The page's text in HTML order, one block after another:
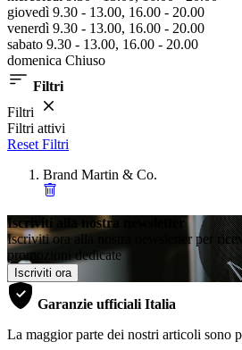
giovedì 9.30 - 13.00, 16.00 - 20.00
venerdì 9.30 - 13.00, 16.00 - 20.00
sabato 9.30 - 13.00, 16.00 - 20.00
domenica Chiuso
Filtri
Filtri
Filtri attivi
Reset Filtri
Brand Martin & Co.
Iscriviti alla nostra newsletter
Iscriviti ora alla nostra newsletter per
promozioni dedicate
Iscriviti ora
Garanzie ufficiali Italia
La maggior parte dei nostri articoli sono